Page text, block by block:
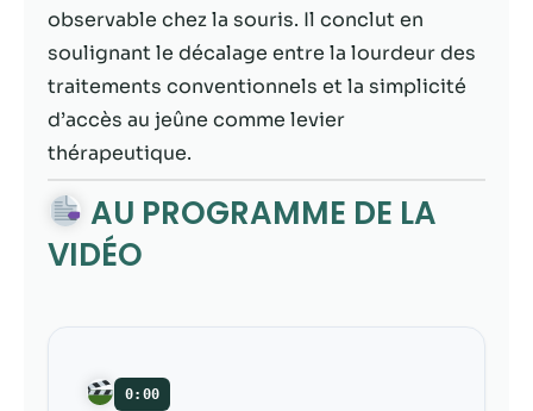
observable chez la souris. Il conclut en
soulignant le décalage entre la lourdeur des
traitements conventionnels et la simplicité
d’accès au jeûne comme levier
thérapeutique.
AU PROGRAMME DE LA
VIDÉO
0:00